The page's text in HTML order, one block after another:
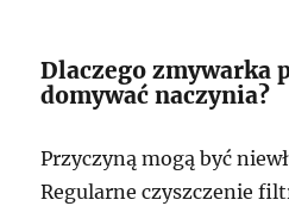
Dlaczego zmywarka
domywać naczynia?
Przyczyną mogą być
Regularne czyszczenie